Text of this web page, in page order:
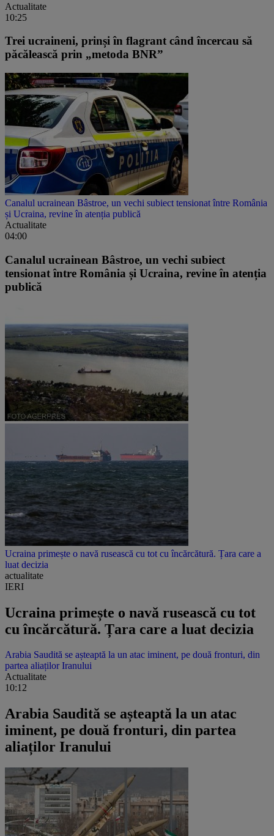
Actualitate
10:25
Trei ucraineni, prinși în flagrant când încercau să
păcălească prin „metoda BNR”
Canalul ucrainean Bâstroe, un vechi subiect tensionat între România
și Ucraina, revine în atenția publică
Actualitate
04:00
Canalul ucrainean Bâstroe, un vechi subiect
tensionat între România și Ucraina, revine în atenția
publică
Ucraina primește o navă rusească cu tot cu încărcătură. Țara care a
luat decizia
actualitate
IERI
Ucraina primește o navă rusească cu tot
cu încărcătură. Țara care a luat decizia
Arabia Saudită se așteaptă la un atac iminent, pe două fronturi, din
partea aliaților Iranului
Actualitate
10:12
Arabia Saudită se așteaptă la un atac
iminent, pe două fronturi, din partea
aliaților Iranului